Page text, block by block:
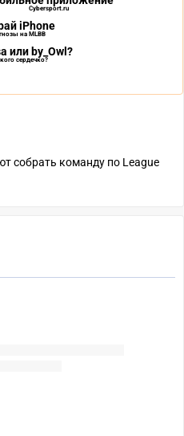
Cybersport.ru
iPhone
на MLBB
или by_Owl?
сердечко?
собрать команду по League